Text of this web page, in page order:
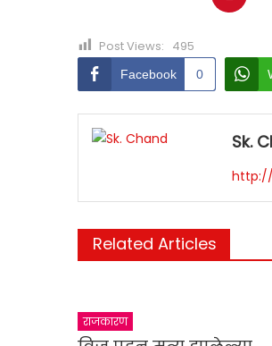
Post Views: 495
Facebook 0
Sk.
Related Articles
राजकारण